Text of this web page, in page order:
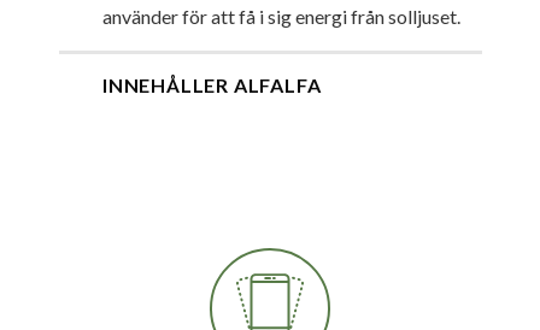
använder för att få i sig energi från solljuset.
INNEHÅLLER ALFALFA